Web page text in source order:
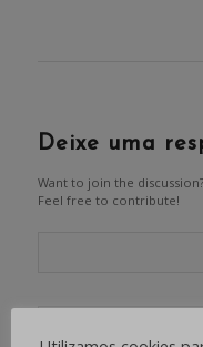
Deixe uma
Want to join the discussion?
Feel free to contribute!